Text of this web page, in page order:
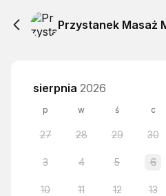
Przystanek Masaż
sierpnia 2026
p w ś c
27 28 29 30
3 4 5 6
10 11 12 13